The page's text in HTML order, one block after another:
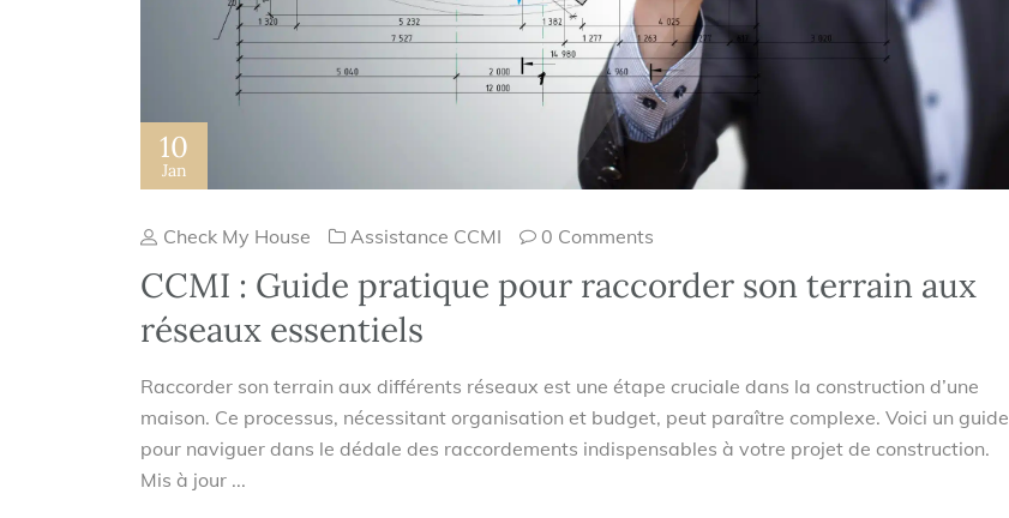
10
Jan
Check My House Assistance CCMI 0 Comments
CCMI : Guide pratique pour raccorder son terrain aux
réseaux essentiels
Raccorder son terrain aux différents réseaux est une étape cruciale dans la construction d’une
maison. Ce processus, nécessitant organisation et budget, peut paraître complexe. Voici un guide
pour naviguer dans le dédale des raccordements indispensables à votre projet de construction.
Mis à jour ...